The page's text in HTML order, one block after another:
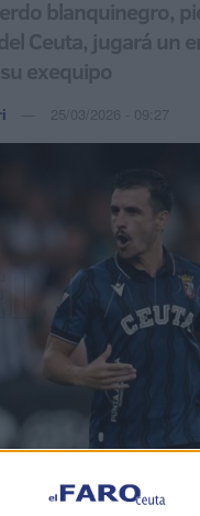
blanquinegro,
Ceuta, jugará un
exequipo
25/03/2026 - 09:27